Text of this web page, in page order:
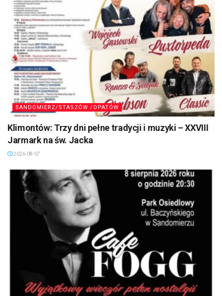
SANDOMIERZ/STASZÓW /OPATÓW
Klimontów: Trzy dni pełne tradycji i muzyki – XXVIII
Jarmark na św. Jacka
2026-08-07